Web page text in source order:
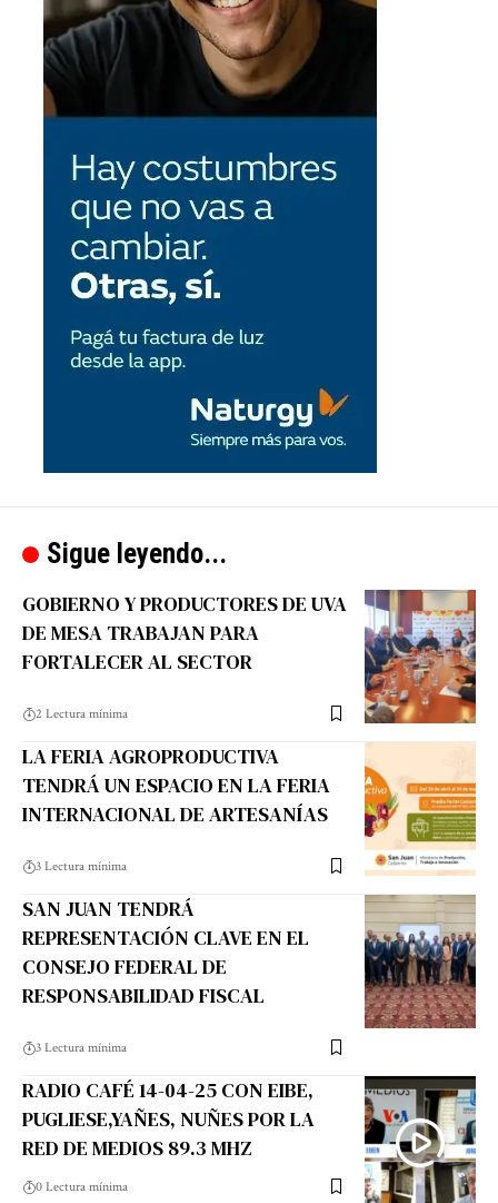
Sigue leyendo...
GOBIERNO Y PRODUCTORES DE UVA
DE MESA TRABAJAN PARA
FORTALECER AL SECTOR
2 Lectura mínima
LA FERIA AGROPRODUCTIVA
TENDRÁ UN ESPACIO EN LA FERIA
INTERNACIONAL DE ARTESANÍAS
3 Lectura mínima
SAN JUAN TENDRÁ
REPRESENTACIÓN CLAVE EN EL
CONSEJO FEDERAL DE
RESPONSABILIDAD FISCAL
3 Lectura mínima
RADIO CAFÉ 14-04-25 CON EIBE,
PUGLIESE,YAÑES, NUÑES POR LA
RED DE MEDIOS 89.3 MHZ
0 Lectura mínima